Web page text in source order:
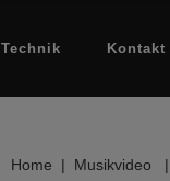
Technik Kontakt
Home | Musikvideo |